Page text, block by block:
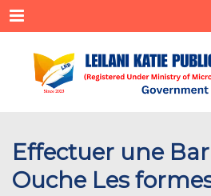
Menu
Effectuer une
Ouche Les